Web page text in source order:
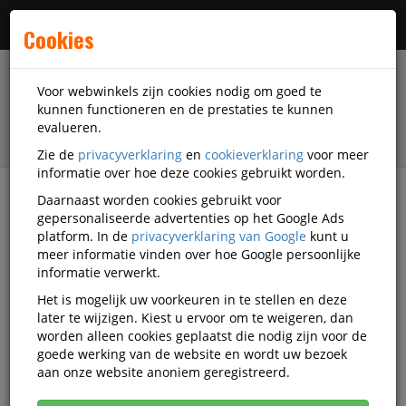
filter
Papierwaren Papier Diversen Faxrollen
Faxrollen
Populariteit
Cookies
Voor webwinkels zijn cookies nodig om goed te
kunnen functioneren en de prestaties te kunnen
evalueren.
Zie de privacyverklaring en cookieverklaring voor meer
informatie over hoe deze cookies gebruikt worden.
Daarnaast worden cookies gebruikt voor
gepersonaliseerde advertenties op het Google Ads
platform. In de privacyverklaring van Google kunt u
meer informatie vinden over hoe Google persoonlijke
informatie verwerkt.
Het is mogelijk uw voorkeuren in te stellen en deze
later te wijzigen. Kiest u ervoor om te weigeren, dan
worden alleen cookies geplaatst die nodig zijn voor de
goede werking van de website en wordt uw bezoek
aan onze website anoniem geregistreerd.